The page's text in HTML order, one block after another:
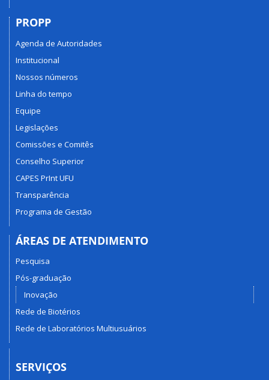
PROPP
Agenda de Autoridades
Institucional
Nossos números
Linha do tempo
Equipe
Legislações
Comissões e Comitês
Conselho Superior
CAPES PrInt UFU
Transparência
Programa de Gestão
ÁREAS DE ATENDIMENTO
Pesquisa
Pós-graduação
Inovação
Rede de Biotérios
Rede de Laboratórios Multiusuários
SERVIÇOS